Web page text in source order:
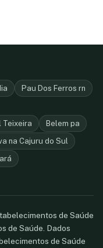
Pau Dos Ferros rn
Teixeira
Belem pa
na Cajuru do Sul
de Saúde
de Saúde. Dados
de Saúde